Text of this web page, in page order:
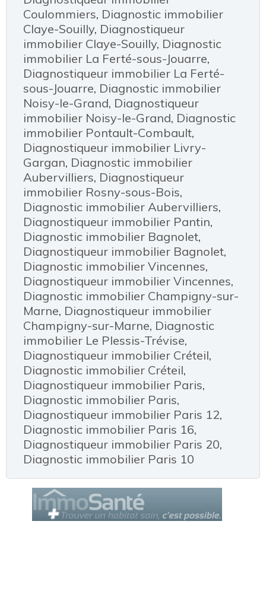
Coulommiers, Diagnostic immobilier
Claye-Souilly, Diagnostiqueur
immobilier Claye-Souilly, Diagnostic
immobilier La Ferté-sous-Jouarre,
Diagnostiqueur immobilier La Ferté-
sous-Jouarre, Diagnostic immobilier
Noisy-le-Grand, Diagnostiqueur
immobilier Noisy-le-Grand, Diagnostic
immobilier Pontault-Combault,
Diagnostiqueur immobilier Livry-
Gargan, Diagnostic immobilier
Aubervilliers, Diagnostiqueur
immobilier Rosny-sous-Bois,
Diagnostic immobilier Aubervilliers,
Diagnostiqueur immobilier Pantin,
Diagnostic immobilier Bagnolet,
Diagnostiqueur immobilier Bagnolet,
Diagnostic immobilier Vincennes,
Diagnostiqueur immobilier Vincennes,
Diagnostic immobilier Champigny-sur-
Marne, Diagnostiqueur immobilier
Champigny-sur-Marne, Diagnostic
immobilier Le Plessis-Trévise,
Diagnostiqueur immobilier Créteil,
Diagnostic immobilier Créteil,
Diagnostiqueur immobilier Paris,
Diagnostic immobilier Paris,
Diagnostiqueur immobilier Paris 12,
Diagnostic immobilier Paris 16,
Diagnostiqueur immobilier Paris 20,
Diagnostic immobilier Paris 10